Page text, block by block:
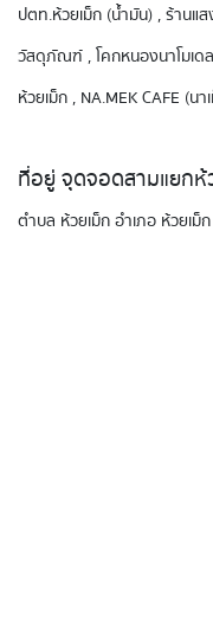
ปตท.ห้วยเม็ก (น้ำมัน) , ร้าน
วัสดุภัณฑ์ , โคกหนองนาโมเด
ห้วยเม็ก , NA.MEK CAFE (นา
ที่อยู่ จุดจอดสามแยกห้
ตำบล ห้วยเม็ก อำเภอ ห้วยเม็